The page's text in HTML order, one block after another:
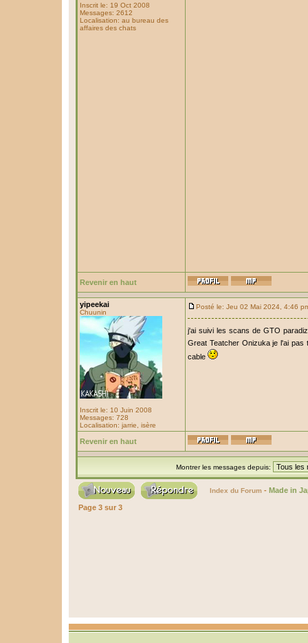
Inscrit le: 19 Oct 2008
Messages: 2612
Localisation: au bureau des
affaires des chats
Revenir en haut
yipeekai
Chuunin
Inscrit le: 10 Juin 2008
Messages: 728
Localisation: jarrie, isère
Posté le: Jeu 02 Mai 2024, 4:46
j'ai suivi les scans de GTO
Great Teatcher Onizuka je l'ai
cable
Revenir en haut
Montrer les messages depuis:
Index du Forum - Made in
Page 3 sur 3